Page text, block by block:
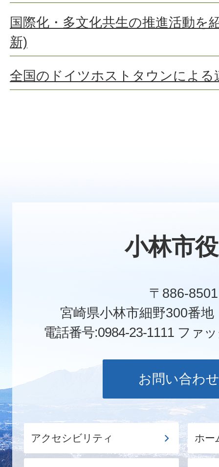
国際化・多文化共生の推進活動を
新)
全国のドイツホストタウンによる
小林市
〒886-8501
宮崎県小林市細野300番
電話番号:0984-23-1111 ファ
お問い合わせ
アクセシビリティ ホー